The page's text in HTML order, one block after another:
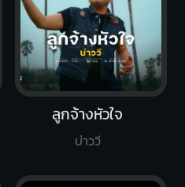
ลูกจ้างหัวใจ
บ่าววี